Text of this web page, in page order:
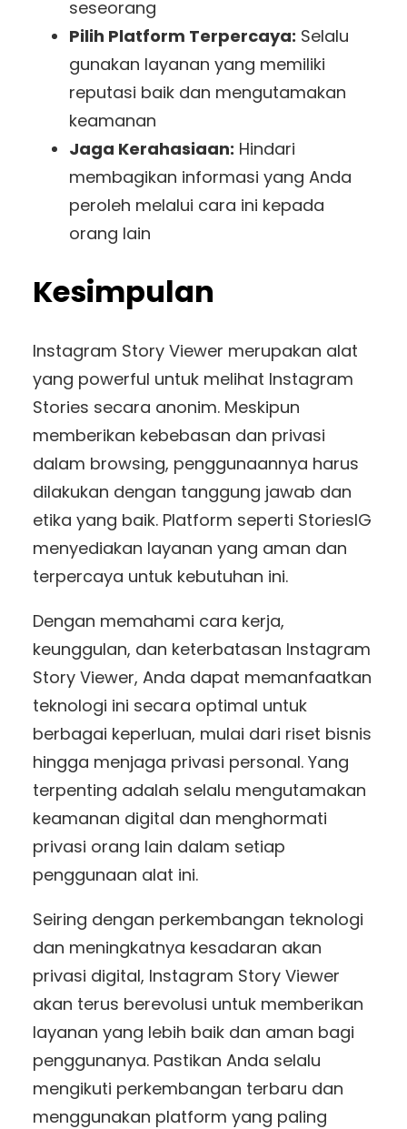
seseorang
Pilih Platform Terpercaya: Selalu
gunakan layanan yang memiliki
reputasi baik dan mengutamakan
keamanan
Jaga Kerahasiaan: Hindari
membagikan informasi yang Anda
peroleh melalui cara ini kepada
orang lain
Kesimpulan
Instagram Story Viewer merupakan alat
yang powerful untuk melihat Instagram
Stories secara anonim. Meskipun
memberikan kebebasan dan privasi
dalam browsing, penggunaannya harus
dilakukan dengan tanggung jawab dan
etika yang baik. Platform seperti StoriesIG
menyediakan layanan yang aman dan
terpercaya untuk kebutuhan ini.
Dengan memahami cara kerja,
keunggulan, dan keterbatasan Instagram
Story Viewer, Anda dapat memanfaatkan
teknologi ini secara optimal untuk
berbagai keperluan, mulai dari riset bisnis
hingga menjaga privasi personal. Yang
terpenting adalah selalu mengutamakan
keamanan digital dan menghormati
privasi orang lain dalam setiap
penggunaan alat ini.
Seiring dengan perkembangan teknologi
dan meningkatnya kesadaran akan
privasi digital, Instagram Story Viewer
akan terus berevolusi untuk memberikan
layanan yang lebih baik dan aman bagi
penggunanya. Pastikan Anda selalu
mengikuti perkembangan terbaru dan
menggunakan platform yang paling